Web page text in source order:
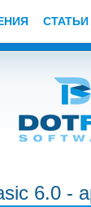
6.0 -
СТАТЬИ